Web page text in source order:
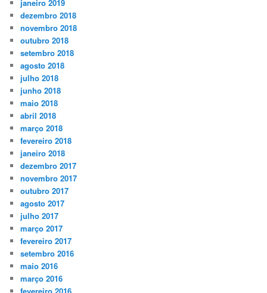
janeiro 2019
dezembro 2018
novembro 2018
outubro 2018
setembro 2018
agosto 2018
julho 2018
junho 2018
maio 2018
abril 2018
março 2018
fevereiro 2018
janeiro 2018
dezembro 2017
novembro 2017
outubro 2017
agosto 2017
julho 2017
março 2017
fevereiro 2017
setembro 2016
maio 2016
março 2016